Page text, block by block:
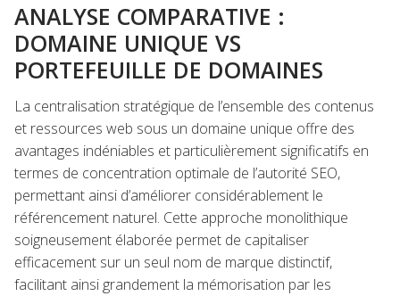
ANALYSE COMPARATIVE :
DOMAINE UNIQUE VS
PORTEFEUILLE DE DOMAINES
La centralisation stratégique de l’ensemble des contenus
et ressources web sous un domaine unique offre des
avantages indéniables et particulièrement significatifs en
termes de concentration optimale de l’autorité SEO,
permettant ainsi d’améliorer considérablement le
référencement naturel. Cette approche monolithique
soigneusement élaborée permet de capitaliser
efficacement sur un seul nom de marque distinctif,
facilitant ainsi grandement la mémorisation par les